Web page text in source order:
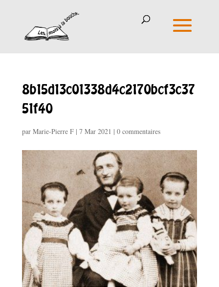
8b15d13c01338d4c2170bcf3c37
51f40
par Marie-Pierre F| 7 Mar 2021 | 0 commentaires